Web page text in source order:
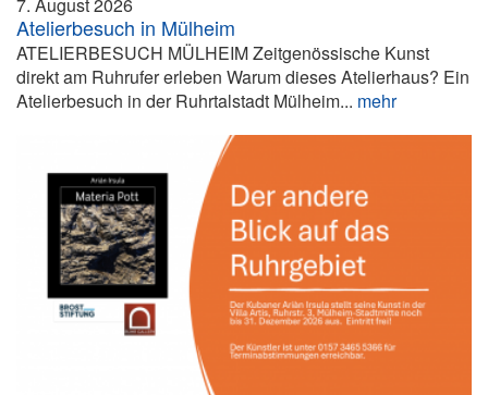
Atelierbesuch in Mülheim
ATELIERBESUCH MÜLHEIM Zeitgenössische Kunst
direkt am Ruhrufer erleben Warum dieses Atelierhaus? Ein
Atelierbesuch in der Ruhrtalstadt Mülheim... mehr